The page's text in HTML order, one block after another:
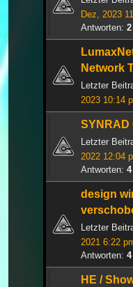
Dez, 2023
Antworten: 2
Network
Letzter
2023 10:14
SYNRAD
Letzter
2022 12:04
Antworten: 4
design
Letzter
2021 6:22
Antworten: 4
HE /